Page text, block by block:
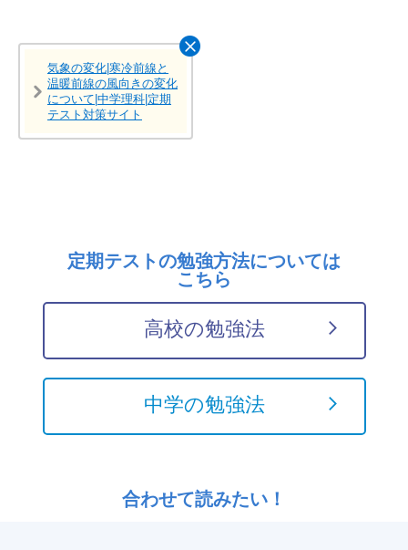
気象の変化|寒冷前線と
温暖前線の風向きの変化
について|中学理科|定期
テスト対策サイト
定期テストの勉強方法については
こちら
高校の勉強法
中学の勉強法
合わせて読みたい！